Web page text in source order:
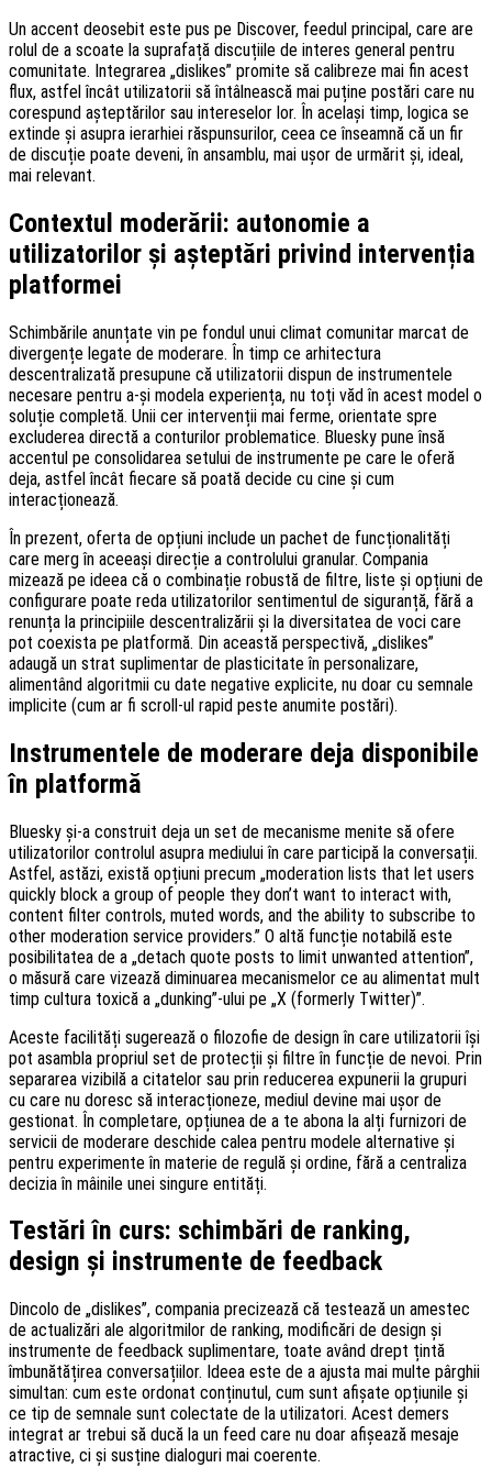
Un accent deosebit este pus pe Discover, feedul principal, care are
rolul de a scoate la suprafață discuțiile de interes general pentru
comunitate. Integrarea „dislikes” promite să calibreze mai fin acest
flux, astfel încât utilizatorii să întâlnească mai puține postări care nu
corespund așteptărilor sau intereselor lor. În același timp, logica se
extinde și asupra ierarhiei răspunsurilor, ceea ce înseamnă că un fir
de discuție poate deveni, în ansamblu, mai ușor de urmărit și, ideal,
mai relevant.
Contextul moderării: autonomie a
utilizatorilor și așteptări privind intervenția
platformei
Schimbările anunțate vin pe fondul unui climat comunitar marcat de
divergențe legate de moderare. În timp ce arhitectura
descentralizată presupune că utilizatorii dispun de instrumentele
necesare pentru a-și modela experiența, nu toți văd în acest model o
soluție completă. Unii cer intervenții mai ferme, orientate spre
excluderea directă a conturilor problematice. Bluesky pune însă
accentul pe consolidarea setului de instrumente pe care le oferă
deja, astfel încât fiecare să poată decide cu cine și cum
interacționează.
În prezent, oferta de opțiuni include un pachet de funcționalități
care merg în aceeași direcție a controlului granular. Compania
mizează pe ideea că o combinație robustă de filtre, liste și opțiuni de
configurare poate reda utilizatorilor sentimentul de siguranță, fără a
renunța la principiile descentralizării și la diversitatea de voci care
pot coexista pe platformă. Din această perspectivă, „dislikes”
adaugă un strat suplimentar de plasticitate în personalizare,
alimentând algoritmii cu date negative explicite, nu doar cu semnale
implicite (cum ar fi scroll-ul rapid peste anumite postări).
Instrumentele de moderare deja disponibile
în platformă
Bluesky și-a construit deja un set de mecanisme menite să ofere
utilizatorilor controlul asupra mediului în care participă la conversații.
Astfel, astăzi, există opțiuni precum „moderation lists that let users
quickly block a group of people they don’t want to interact with,
content filter controls, muted words, and the ability to subscribe to
other moderation service providers.” O altă funcție notabilă este
posibilitatea de a „detach quote posts to limit unwanted attention”,
o măsură care vizează diminuarea mecanismelor ce au alimentat mult
timp cultura toxică a „dunking”-ului pe „X (formerly Twitter)”.
Aceste facilități sugerează o filozofie de design în care utilizatorii își
pot asambla propriul set de protecții și filtre în funcție de nevoi. Prin
separarea vizibilă a citatelor sau prin reducerea expunerii la grupuri
cu care nu doresc să interacționeze, mediul devine mai ușor de
gestionat. În completare, opțiunea de a te abona la alți furnizori de
servicii de moderare deschide calea pentru modele alternative și
pentru experimente în materie de regulă și ordine, fără a centraliza
decizia în mâinile unei singure entități.
Testări în curs: schimbări de ranking,
design și instrumente de feedback
Dincolo de „dislikes”, compania precizează că testează un amestec
de actualizări ale algoritmilor de ranking, modificări de design și
instrumente de feedback suplimentare, toate având drept țintă
îmbunătățirea conversațiilor. Ideea este de a ajusta mai multe pârghii
simultan: cum este ordonat conținutul, cum sunt afișate opțiunile și
ce tip de semnale sunt colectate de la utilizatori. Acest demers
integrat ar trebui să ducă la un feed care nu doar afișează mesaje
atractive, ci și susține dialoguri mai coerente.